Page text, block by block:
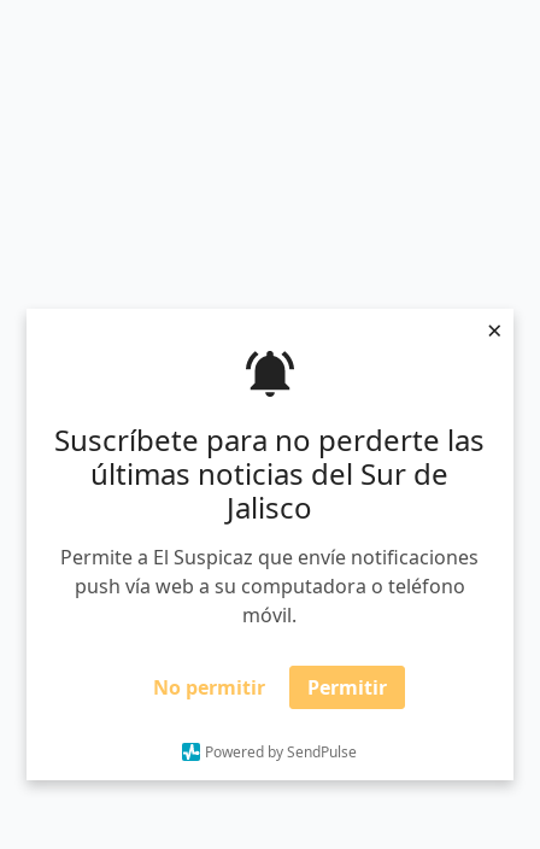
Suscríbete para no perderte las
últimas noticias del Sur de
Jalisco
Permite a El Suspicaz que envíe notificaciones
push vía web a su computadora o teléfono
móvil.
No permitir Permitir
Powered by SendPulse
×